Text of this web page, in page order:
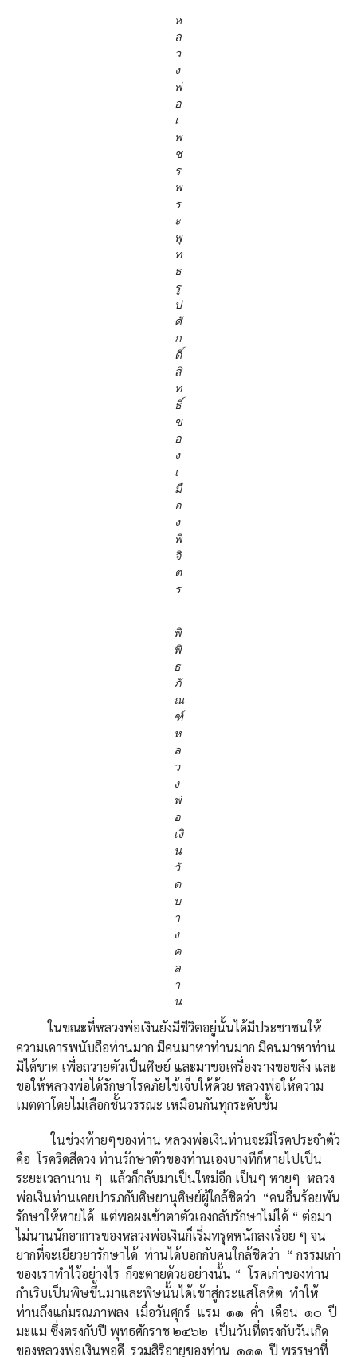
ห
ล
ว
ง
พ่
อ
เ
พ
ช
ร
พ
ร
ะ
พุ
ท
ธ
รู
ป
ศั
ก
ดิ์
สิ
ท
ธิ์
ข
อ
ง
เ
มื
อ
ง
พิ
จิ
ต
ร
พิ
พิ
ธ
ภั
ณ
ฑ์
ห
ล
ว
ง
พ่
อ
เงิ
น
วั
ด
บ
า
ง
ค
ล
า
น
ในขณะที่หลวงพ่อเงินยังมีชีวิตอยู่นั้นได้มีประชาชนให้
ความเคารพนับถือท่านมาก มีคนมาหาท่านมาก มีคนมาหาท่าน
มิได้ขาด เพื่อถวายตัวเป็นศิษย์ และมาขอเครื่องรางขอขลัง และ
ขอให้หลวงพ่อได้รักษาโรคภัยไข้เจ็บให้ด้วย หลวงพ่อให้ความ
เมตตาโดยไม่เลือกชั้นวรรณะ เหมือนกันทุกระดับชั้น
ในช่วงท้ายๆของท่าน หลวงพ่อเงินท่านจะมีโรคประจำตัว
คือ โรคริดสีดวง ท่านรักษาตัวของท่านเองบางทีก็หายไปเป็น
ระยะเวลานาน ๆ แล้วก็กลับมาเป็นใหม่อีก เป็นๆ หายๆ หลวง
พ่อเงินท่านเคยปารภกับศิษยานุศิษย์ผู้ใกล้ชิดว่า “คนอื่นร้อยพัน
รักษาให้หายได้ แต่พอผงเข้าตาตัวเองกลับรักษาไม่ได้ “ ต่อมา
ไม่นานนักอาการของหลวงพ่อเงินก็เริ่มทรุดหนักลงเรื่อย ๆ จน
ยากที่จะเยียวยารักษาได้ ท่านได้บอกกับคนใกล้ชิดว่า “ กรรมเก่า
ของเราทำไว้อย่างไร ก็จะตายด้วยอย่างนั้น “ โรคเก่าของท่าน
กำเริบเป็นพิษขึ้นมาและพิษนั้นได้เข้าสู่กระแสโลหิต ทำให้
ท่านถึงแก่มรณภาพลง เมื่อวันศุกร์ แรม ๑๑ ค่ำ เดือน ๑๐ ปี
มะแม ซึ่งตรงกับปี พุทธศักราช ๒๔๖๒ เป็นวันที่ตรงกับวันเกิด
ของหลวงพ่อเงินพอดี รวมสิริอายุของท่าน ๑๑๑ ปี พรรษาที่